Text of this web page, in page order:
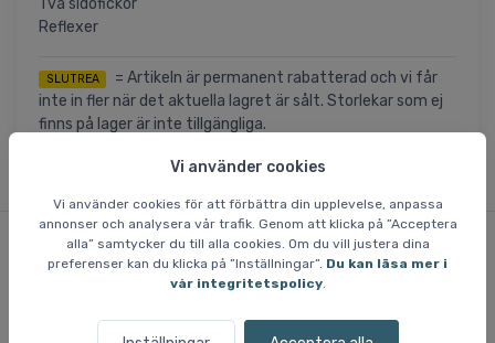
Vi använder cookies
Vi använder cookies för att förbättra din upplevelse, anpassa
annonser och analysera vår trafik. Genom att klicka på ”Acceptera
alla” samtycker du till alla cookies. Om du vill justera dina
preferenser kan du klicka på ”Inställningar”. Du kan läsa mer i
vår integritetspolicy.
Två sidofickor
Reflexer
SLUTREA
= Artikeln är permanent rabatterad och vi får
inte in fler när det aktuella lagret är sålt. Storlekar som ej
finns på lager är inte tillgängliga.
Liknande varor